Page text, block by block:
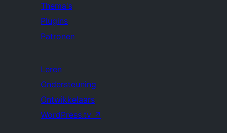
Thema's
Plugins
Patronen
Leren
Ondersteuning
Ontwikkelaars
WordPress.tv ↗